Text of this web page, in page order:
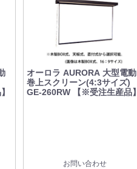
オーロラ AURORA 大型電動
巻上スクリーン(4:3サイズ)
GE-260RW 【※受注生産品】
お問い合わせ